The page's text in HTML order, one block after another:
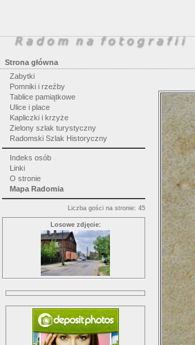
Strona główna
Zabytki
Pomniki i rzeźby
Tablice pamiątkowe
Ulice i place
Kapliczki i krzyże
Zielony szlak turystyczny
Radomski Szlak Historyczny
Indeks osób
Linki
O stronie
Mapa Radomia
Liczba gości na stronie: 45
Losowe zdjęcie: